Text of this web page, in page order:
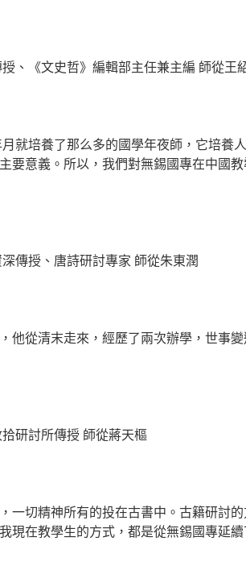
、《文史哲》編輯部主任兼主編 師從王
就培養了那么多的國學年夜師，它培養
要意義。所以，我們對無錫國專在中國
傳授、唐詩研討專家 師從朱東潤
他從清末走來，經歷了兩次辦學，世事
研討所傳授 師從蔣天樞
一切精神所有的投在古書中。古籍研討
現在教學生的方式，都是從無錫國專延續